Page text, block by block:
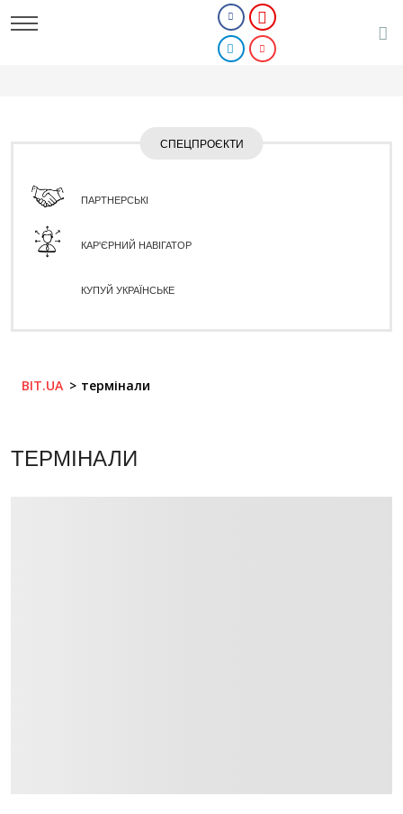
СПЕЦПРОЄКТИ
ПАРТНЕРСЬКІ
КАР'ЄРНИЙ НАВІГАТОР
КУПУЙ УКРАЇНСЬКЕ
BIT.UA термінали
ТЕРМІНАЛИ